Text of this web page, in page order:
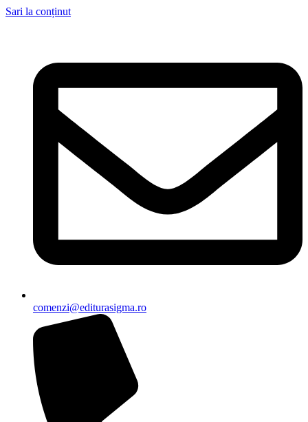
Sari la conținut
comenzi@editurasigma.ro